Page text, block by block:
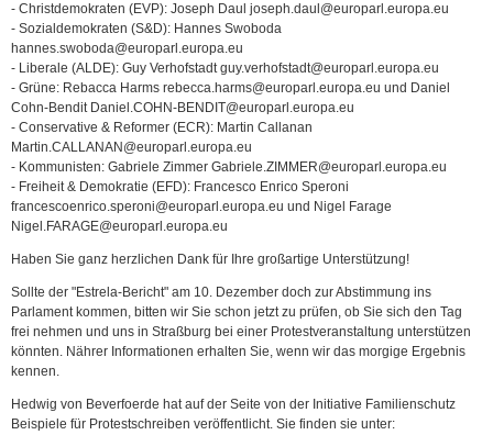
- Christdemokraten (EVP): Joseph Daul joseph.daul@europarl.europa.eu
- Sozialdemokraten (S&D): Hannes Swoboda
hannes.swoboda@europarl.europa.eu
- Liberale (ALDE): Guy Verhofstadt guy.verhofstadt@europarl.europa.eu
- Grüne: Rebacca Harms rebecca.harms@europarl.europa.eu und Daniel
Cohn-Bendit Daniel.COHN-BENDIT@europarl.europa.eu
- Conservative & Reformer (ECR): Martin Callanan
Martin.CALLANAN@europarl.europa.eu
- Kommunisten: Gabriele Zimmer Gabriele.ZIMMER@europarl.europa.eu
- Freiheit & Demokratie (EFD): Francesco Enrico Speroni
francescoenrico.speroni@europarl.europa.eu und Nigel Farage
Nigel.FARAGE@europarl.europa.eu
Haben Sie ganz herzlichen Dank für Ihre großartige Unterstützung!
Sollte der "Estrela-Bericht" am 10. Dezember doch zur Abstimmung ins
Parlament kommen, bitten wir Sie schon jetzt zu prüfen, ob Sie sich den Tag
frei nehmen und uns in Straßburg bei einer Protestveranstaltung unterstützen
könnten. Nährer Informationen erhalten Sie, wenn wir das morgige Ergebnis
kennen.
Hedwig von Beverfoerde hat auf der Seite von der Initiative Familienschutz
Beispiele für Protestschreiben veröffentlicht. Sie finden sie unter: